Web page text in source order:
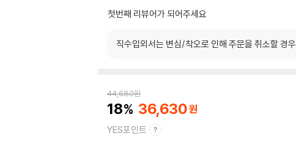
첫번째 리뷰어가 되어주세요
직수입외서는 변심/착오로 인해 주문을 취소할 경우
44,680원
18 36,630
YES포인트